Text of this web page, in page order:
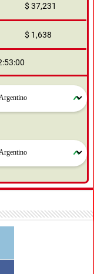
$ 37,231
$ 1,638